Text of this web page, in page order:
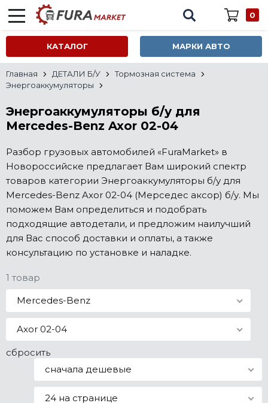
0
КАТАЛОГ МАРКИ АВТО
Главная ДЕТАЛИ Б/У
Тормозная система
Энергоаккумуляторы
Энергоаккумуляторы б/у для
Mercedes-Benz Axor 02-04
Разбор грузовых автомобилей «FuraMarket» в
Новороссийске предлагает Вам широкий спектр
товаров категории Энергоаккумуляторы б/у для
Mercedes-Benz Axor 02-04 (Мерседес аксор) б/у. Мы
поможем Вам определиться и подобрать
подходящие автодетали, и предложим наилучший
для Вас способ доставки и оплаты, а также
консультацию по установке и наладке.
1 товар
Mercedes-Benz
Axor 02-04
сбросить
сначала дешевые
24 на странице